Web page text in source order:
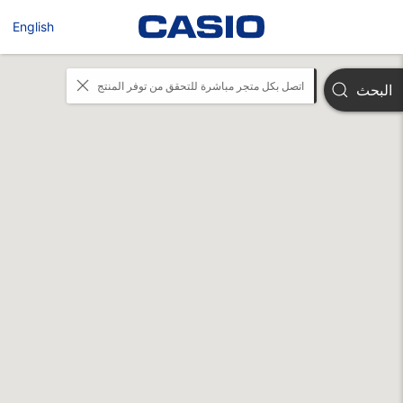
English
اتصل بكل متجر مباشرة للتحقق من توفر المنتج البحث